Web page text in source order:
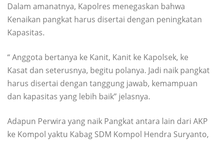
Dalam amanatnya, Kapolres menegaskan bahwa
Kenaikan pangkat harus disertai dengan peningkatan
Kapasitas.
“ Anggota bertanya ke Kanit, Kanit ke Kapolsek, ke
Kasat dan seterusnya, begitu polanya. Jadi naik pangkat
harus disertai dengan tanggung jawab, kemampuan
dan kapasitas yang lebih baik” jelasnya.
Adapun Perwira yang naik Pangkat antara lain dari AKP
ke Kompol yaktu Kabag SDM Kompol Hendra Suryanto,